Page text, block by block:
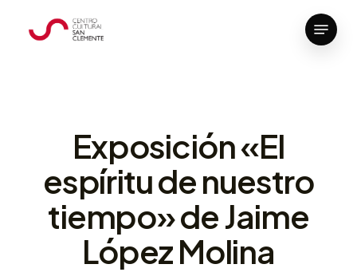
Menu
Exposición «El
espíritu de nuestro
tiempo» de Jaime
López Molina
Close